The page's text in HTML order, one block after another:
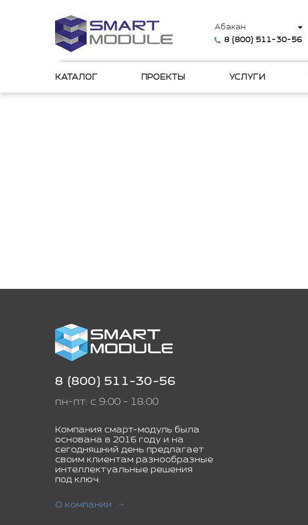
Абакан
8 (800) 511-30-56
КАТАЛОГ ПРОЕКТЫ УСЛУГИ
8 (800) 511-30-56
пн-пт: с 9:00 - 18:00
Компания смарт-модуль была
основана в 2016 году и на
сегодняшний день предлагает
своим клиентам разнообразные
интеллектуальные решения
под ключ.
О компании